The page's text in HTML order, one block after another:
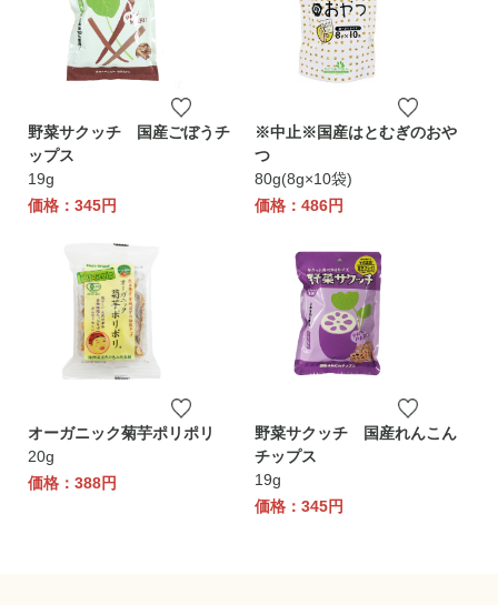
野菜サクッチ 国産ごぼうチ
ップス
19g
価格：345円
※中止※国産はとむぎのおや
つ
80g(8g×10袋)
価格：486円
オーガニック菊芋ポリポリ
20g
価格：388円
野菜サクッチ 国産れんこん
チップス
19g
価格：345円